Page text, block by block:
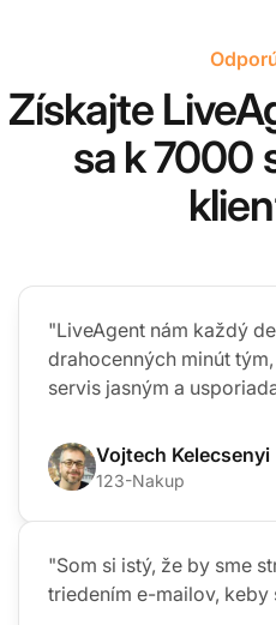
Získajte
sa k 7000
"LiveAgent nám každý
drahocenných minút
servis jasným a
Vojtech Kelecsenyi
123-Nakup
"Som si istý, že by sme
triedením e-mailov, keby